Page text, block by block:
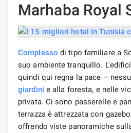
Marhaba Royal
Complesso di tipo familiare a
suo ambiente tranquillo.
quindi qui regna la pace –
giardini e alla foresta, e nelle
privata. Ci sono passerelle e
terrazza è attrezzata con
offrendo viste panoramiche